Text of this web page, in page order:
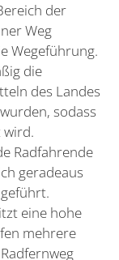
der
Weg
Wegeführung.
die
des Landes
sodass
wird.
Radfahrende
geradeaus
eine hohe
mehrere